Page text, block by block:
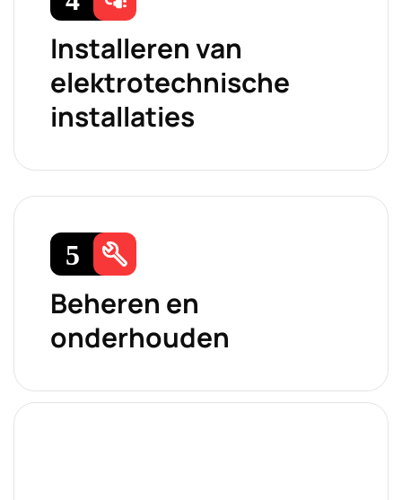
Installeren van
elektrotechnische
installaties
Beheren en
onderhouden